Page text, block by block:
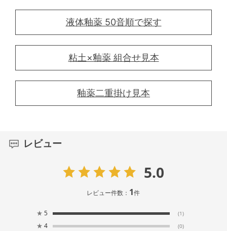
液体釉薬 50音順で探す
粘土×釉薬 組合せ見本
釉薬二重掛け見本
レビュー
5.0
レビュー件数： 1件
★ 5 (1)
★ 4 (0)